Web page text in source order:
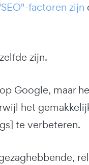
factoren zijn
zijn.
Google, maar
het
te verbeteren.